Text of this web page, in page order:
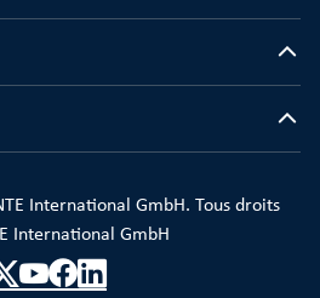
International GmbH. Tous droits
International GmbH